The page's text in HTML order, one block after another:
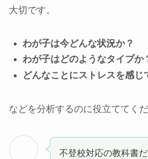
大切です。
わが子は今どんな状況か？
わが子はどのようなタイプか
どんなことにストレスを感じ
などを分析するのに役立ててくだ
不登校対応の教科書